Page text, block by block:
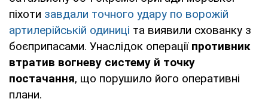
піхоти завдали точного удару по ворожій
артилерійській одиниці та виявили схованку з
боєприпасами. Унаслідок операції противник
втратив вогневу систему й точку
постачання, що порушило його оперативні
плани.